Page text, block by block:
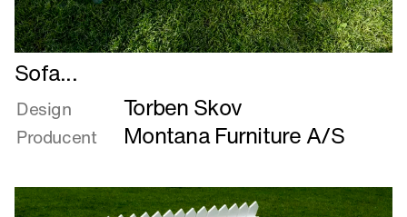
Læs
mere
om
Sofa...
Sofa...
Design Torben Skov
Producent Montana Furniture A/S